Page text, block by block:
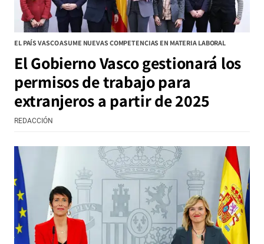
EL PAÍS VASCO ASUME NUEVAS COMPETENCIAS EN MATERIA LABORAL
El Gobierno Vasco gestionará los
permisos de trabajo para
extranjeros a partir de 2025
REDACCIÓN